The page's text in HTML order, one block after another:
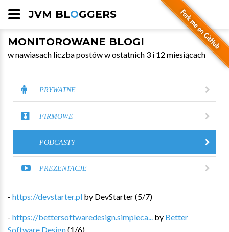
JVM BLOGGERS
MONITOROWANE BLOGI
w nawiasach liczba postów w ostatnich 3 i 12 miesiącach
PRYWATNE
FIRMOWE
PODCASTY
PREZENTACJE
- https://devstarter.pl by DevStarter(5/7)
- https://bettersoftwaredesign.simpleca... by Better
Software Design(1/6)